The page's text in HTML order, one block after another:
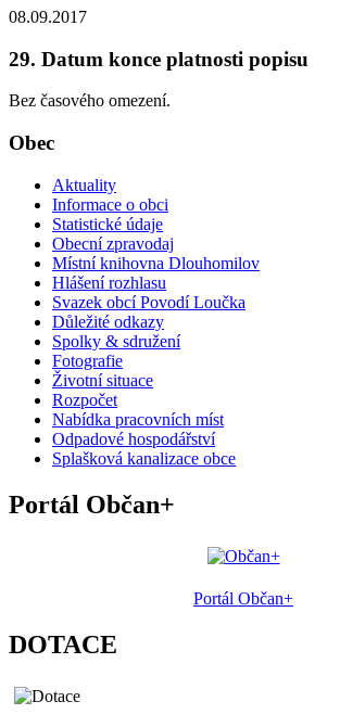
08.09.2017
29. Datum konce platnosti popisu
Bez časového omezení.
Obec
Aktuality
Informace o obci
Statistické údaje
Obecní zpravodaj
Místní knihovna Dlouhomilov
Hlášení rozhlasu
Svazek obcí Povodí Loučka
Důležité odkazy
Spolky & sdružení
Fotografie
Životní situace
Rozpočet
Nabídka pracovních míst
Odpadové hospodářství
Splašková kanalizace obce
Portál Občan+
Portál Občan+
DOTACE